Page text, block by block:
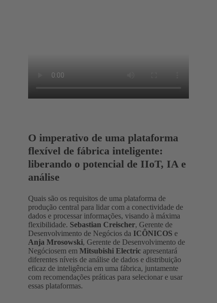
O imperativo de uma plataforma
flexível de fábrica inteligente:
liberando o potencial de IIoT, IA e
análise
Quais são os requisitos de uma plataforma de
produção central para lidar com a conectividade de
dados e processar informações, visando à máxima
flexibilidade. Sebastian Creischer, Gerente de
Desenvolvimento de Negócios da ICÔNICOS e
Anja Mrosowski, Gerente de Desenvolvimento de
Negóciosem em Mitsubishi Electric apresentará
diferentes níveis de análise de dados e distribuição
eficaz de inteligência em uma fábrica, juntamente
com recomendações práticas para selecionar e usar
essas plataformas.